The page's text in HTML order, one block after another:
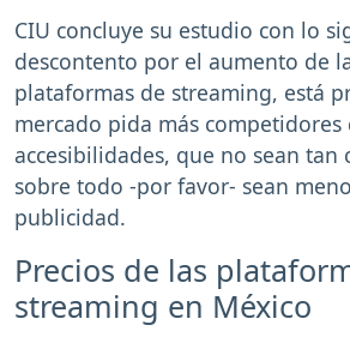
CIU concluye su estudio con lo
descontento por el aumento de
plataformas de streaming, está
mercado pida más competidores
accesibilidades, que no sean tan
sobre todo -por favor- sean
publicidad.
Precios de las
streaming en México